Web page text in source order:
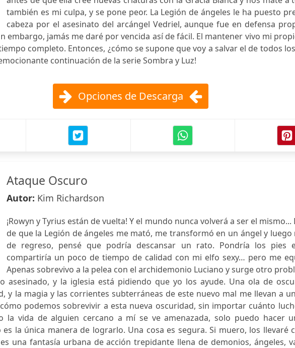
también es mi culpa, y se pone peor. La Legión de ángeles le ha puesto
cabeza por el asesinato del arcángel Vedriel, aunque fue en defensa
embargo, jamás me daré por vencida así de fácil. El mantener vivo mi
completo. Entonces, ¿cómo se supone que voy a salvar el de todos
continuación de la serie Sombra y Luz!
Opciones de Descarga
Ataque Oscuro
Autor: Kim Richardson
¡Rowyn y Tyrius están de vuelta! Y el mundo nunca volverá a ser el mismo...
de que la Legión de ángeles me mató, me transformó en un ángel y luego
de regreso, pensé que podría descansar un rato. Pondría los pies
compartiría un poco de tiempo de calidad con mi elfo sexy… pero me
Apenas sobrevivo a la pelea con el archidemonio Luciano y surge otro
asesinado, y la iglesia está pidiendo que yo los ayude. Una ola de
y la magia y las corrientes subterráneas de este nuevo mal me llevan a
podemos sobrevivir a esta nueva oscuridad, sin importar cuánto
la vida de alguien cercano a mí se ve amenazada, solo puedo hacer
es la única manera de lograrlo. Una cosa es segura. Si muero, los llevaré
una fantasía urbana de acción trepidante llena de demonios, ángeles,